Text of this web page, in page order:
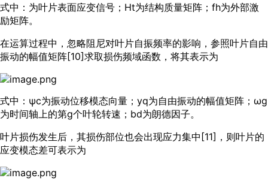
式中：为叶片表面应变信号；Ht为结构质量矩阵；fh为外部激
励矩阵。
在运算过程中，忽略阻尼对叶片自振频率的影响，参照叶片自由
振动的幅值矩阵[10]求取损伤频域函数，将其表示为
式中：ψc为振动位移模态向量；yq为自由振动的幅值矩阵；ωg
为时间轴上的第g个叶轮转速；bd为朗德因子。
叶片损伤发生后，其损伤部位也会出现应力集中[11]，则叶片的
应变模态差可表示为